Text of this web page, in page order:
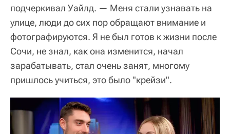
подчеркивал Уайлд. — Меня стали узнавать на
улице, люди до сих пор обращают внимание и
фотографируются. Я не был готов к жизни после
Сочи, не знал, как она изменится, начал
зарабатывать, стал очень занят, многому
пришлось учиться, это было "крейзи".